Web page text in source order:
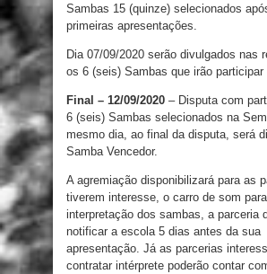
Sambas 15 (quinze) selecionados
primeiras apresentações.
Dia 07/09/2020 serão divulgados nas
os 6 (seis) Sambas que irão participar
Final – 12/09/2020 – Disputa com
6 (seis) Sambas selecionados na
mesmo dia, ao final da disputa, será
Samba Vencedor.
A agremiação disponibilizará para as
tiverem interesse, o carro de som para
interpretação dos sambas, a parceria
notificar a escola 5 dias antes da sua
apresentação. Já as parcerias
contratar intérprete poderão contar